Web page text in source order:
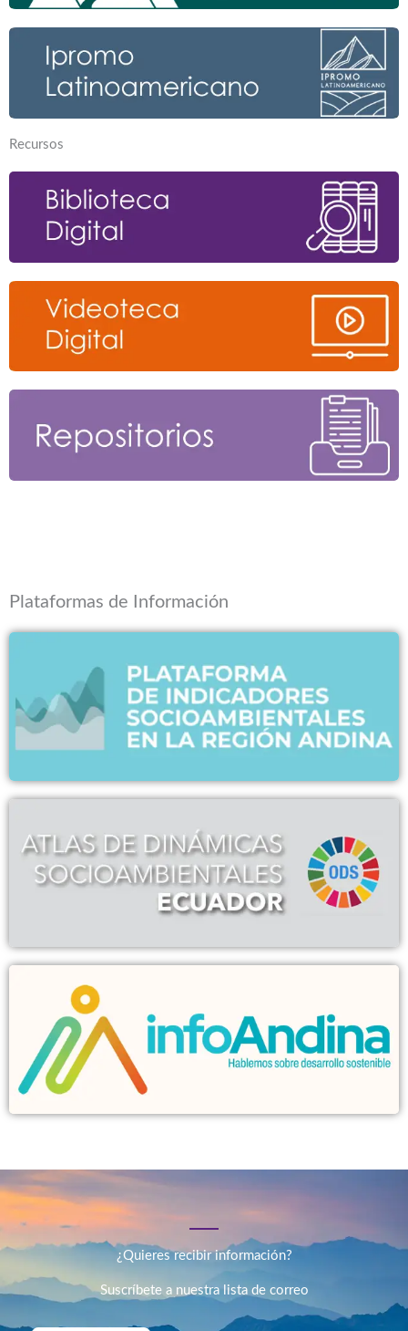
Recursos
Plataformas de Información
¿Quieres recibir información?
Suscríbete a nuestra lista de correo